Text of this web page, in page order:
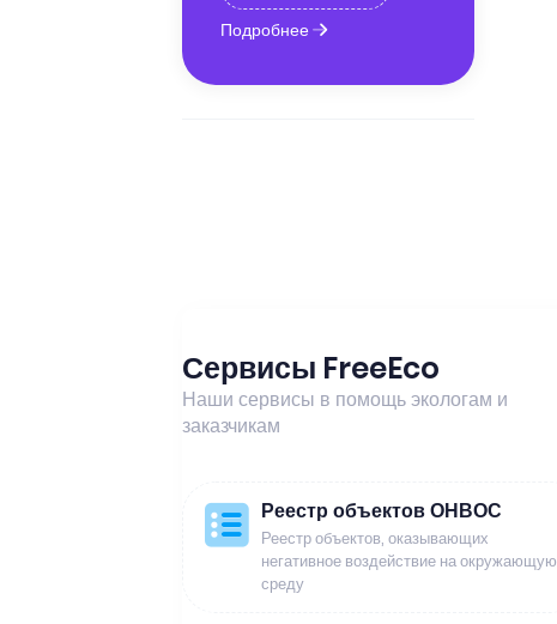
Подробнее
Сервисы FreeEco
Наши сервисы в помощь экологам и
заказчикам
Реестр объектов ОНВОС
Реестр объектов, оказывающих
негативное воздействие на окружающую
среду